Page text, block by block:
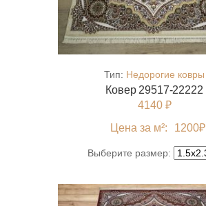
Тип: Недорогие ковры
Ковер 29517-22222
4140 ₽
Цена за м²:
1200₽
Выберите размер: